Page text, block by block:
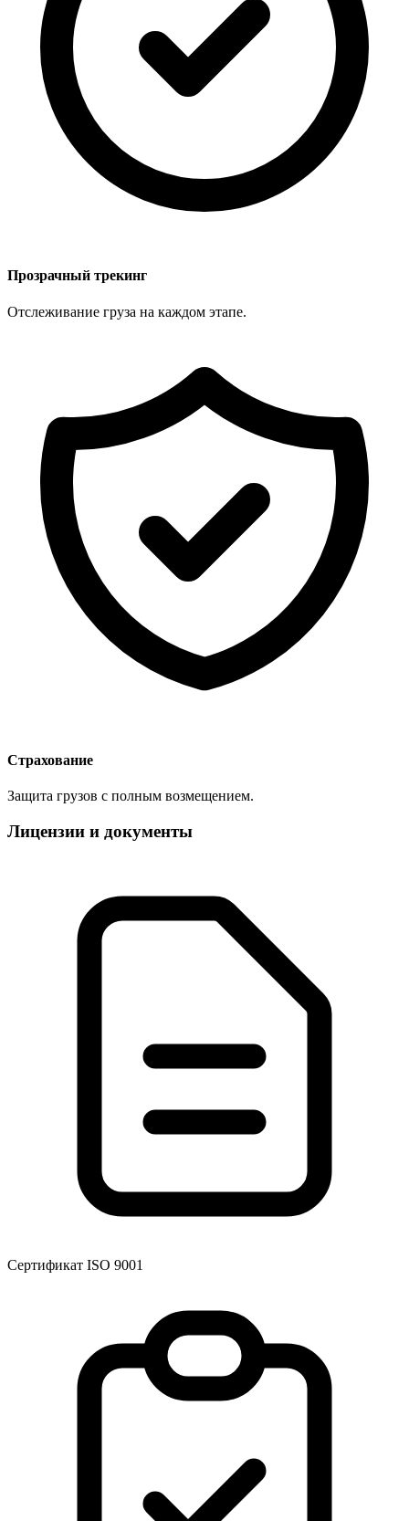
Прозрачный трекинг
Отслеживание груза на каждом этапе.
Страхование
Защита грузов с полным возмещением.
Лицензии и документы
Сертификат ISO 9001